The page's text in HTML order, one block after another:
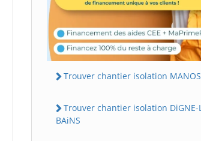
Trouver chantier isolation
Trouver chantier isolation DiGNE-
BAiNS